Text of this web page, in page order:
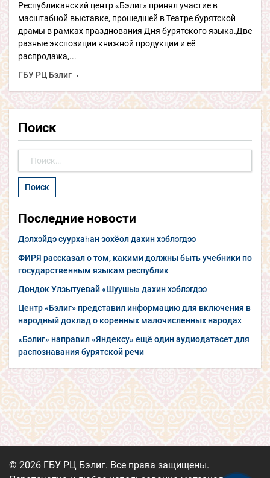
Республиканский центр «Бэлиг» принял участие в
масштабной выставке, прошедшей в Театре бурятской
драмы в рамках празднования Дня бурятского языка.Две
разные экспозиции книжной продукции и её
распродажа,...
ГБУ РЦ Бэлиг
Поиск
Последние новости
Дэлхэйдэ суурхаһан зохёол дахин хэблэгдээ
ФИРЯ рассказал о том, какими должны быть учебники по
государственным языкам республик
Дондок Улзытуевай «Шуушы» дахин хэблэгдээ
Центр «Бэлиг» представил информацию для включения в
народный доклад о коренных малочисленных народах
«Бэлиг» направил «Яндексу» ещё один аудиодатасет для
распознавания бурятской речи
© 2026 ГБУ РЦ Бэлиг. Все права защищены.